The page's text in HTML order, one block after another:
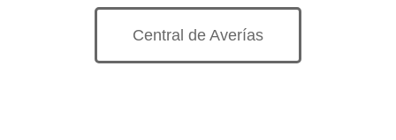
Central de Averías